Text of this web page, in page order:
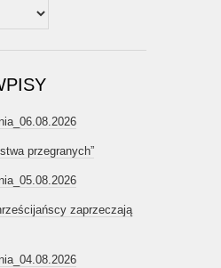
przegranych”
zaprzeczają